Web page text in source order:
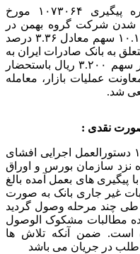
پیرو انتشار اطلاعیه با شماره پیگیری ۱۰۷۳۰۶۴ مورخ
برنده شدن شرکت گروه بهمن در
مزایده خرید تعداد ۱۰.۱۴۵.۶۵۰.۴۱۱ سهم معادل ۳.۳۶ درصد
به بانک صادرات ایران به
صورت شرایطی و به قیمت هر سهم ۳.۲۰۰ ریال باستحضار
عملیات بازار، معامله
شد.
نقدی :
احتراماً؛ در اجرای مفاد ماده ۱۳ دستورالعمل اجرایی افشای
سازمان بورس و اوراق
پیگیری های بعمل آمده بالغ
مطالبات غیر جاری بانک به صورت
طی چند مرحله وصول گردید
مطالبات مشکوک الوصول
است. ضمن آنکه تلاش ها
در جریان می باشد